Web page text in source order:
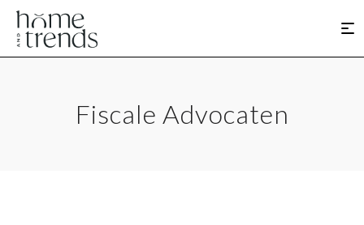
Fiscale Advocaten